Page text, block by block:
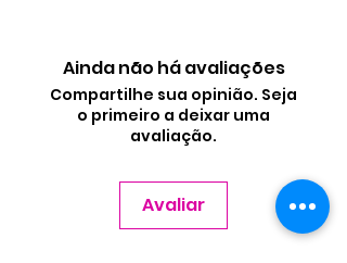
Ainda não há avaliações
Compartilhe sua opinião. Seja
o primeiro a deixar uma
avaliação.
Avaliar